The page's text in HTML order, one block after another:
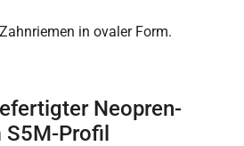
Neopren-
Profil